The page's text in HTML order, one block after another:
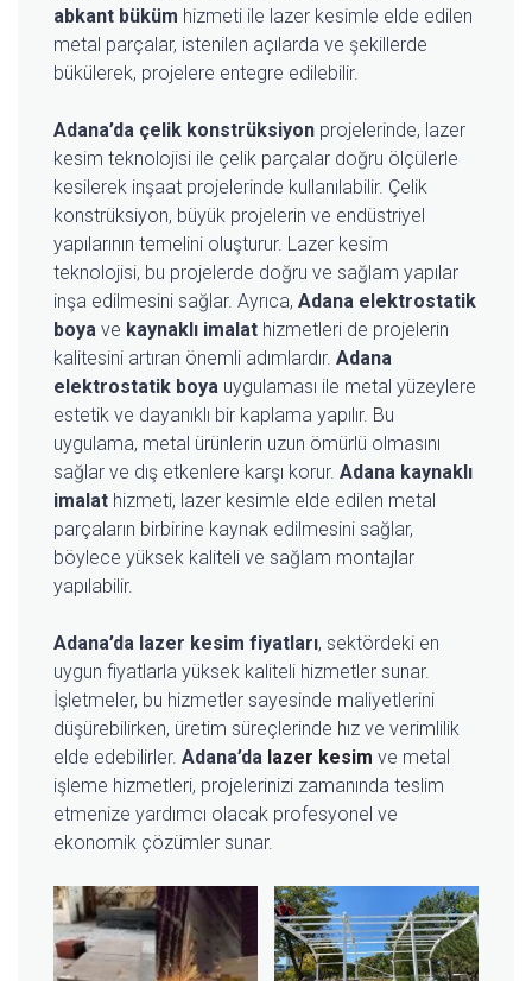
abkant büküm hizmeti ile lazer kesimle elde edilen
metal parçalar, istenilen açılarda ve şekillerde
bükülerek, projelere entegre edilebilir.
Adana’da çelik konstrüksiyon projelerinde, lazer
kesim teknolojisi ile çelik parçalar doğru ölçülerle
kesilerek inşaat projelerinde kullanılabilir. Çelik
konstrüksiyon, büyük projelerin ve endüstriyel
yapılarının temelini oluşturur. Lazer kesim
teknolojisi, bu projelerde doğru ve sağlam yapılar
inşa edilmesini sağlar. Ayrıca, Adana elektrostatik
boya ve kaynaklı imalat hizmetleri de projelerin
kalitesini artıran önemli adımlardır. Adana
elektrostatik boya uygulaması ile metal yüzeylere
estetik ve dayanıklı bir kaplama yapılır. Bu
uygulama, metal ürünlerin uzun ömürlü olmasını
sağlar ve dış etkenlere karşı korur. Adana kaynaklı
imalat hizmeti, lazer kesimle elde edilen metal
parçaların birbirine kaynak edilmesini sağlar,
böylece yüksek kaliteli ve sağlam montajlar
yapılabilir.
Adana’da lazer kesim fiyatları, sektördeki en
uygun fiyatlarla yüksek kaliteli hizmetler sunar.
İşletmeler, bu hizmetler sayesinde maliyetlerini
düşürebilirken, üretim süreçlerinde hız ve verimlilik
elde edebilirler. Adana’da lazer kesim ve metal
işleme hizmetleri, projelerinizi zamanında teslim
etmenize yardımcı olacak profesyonel ve
ekonomik çözümler sunar.